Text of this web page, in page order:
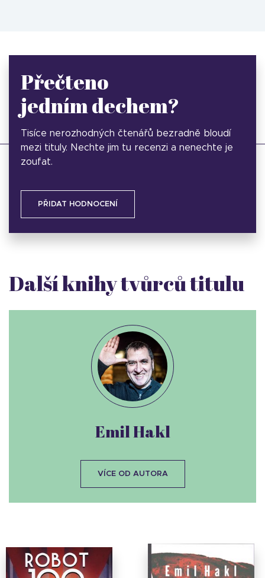
Přečteno
jedním dechem?
Tisíce nerozhodných čtenářů bezradně bloudí
mezi tituly. Nechte jim tu recenzi a nenechte je
zoufat.
PŘIDAT HODNOCENÍ
Další knihy tvůrců titulu
Emil Hakl
VÍCE OD AUTORA